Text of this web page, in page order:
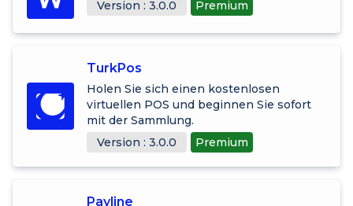
Version : 3.0.0 Premium
TurkPos
Holen Sie sich einen kostenlosen
virtuellen POS und beginnen Sie sofort
mit der Sammlung.
Version : 3.0.0
Premium
Payline